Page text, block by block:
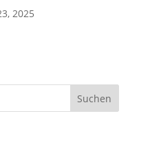
2025